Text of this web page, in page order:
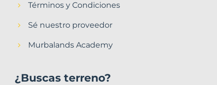
Términos y Condiciones
Sé nuestro proveedor
Murbalands Academy
¿Buscas terreno?